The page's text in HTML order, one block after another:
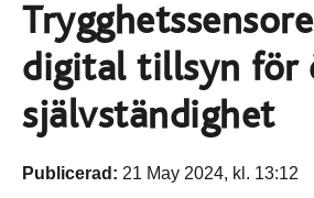
digital tillsyn för
självständighet
Publicerad: 21 May 2024, kl. 13:12